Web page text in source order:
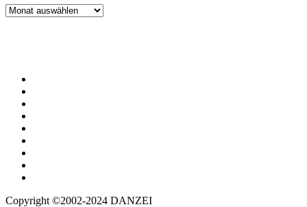
Archiv
Copyright ©2002-2024 DANZEI